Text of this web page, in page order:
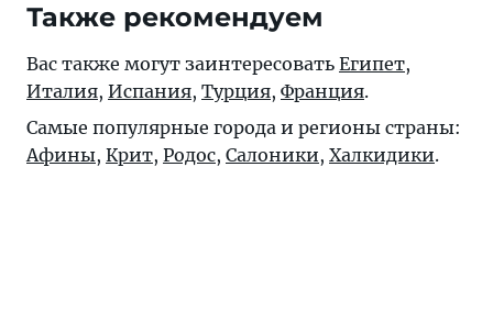
Также рекомендуем
Вас также могут заинтересовать Египет,
Италия, Испания, Турция, Франция.
Самые популярные города и регионы страны:
Афины, Крит, Родос, Салоники, Халкидики.